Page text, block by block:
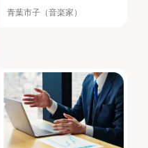
青葉市子（音楽家）